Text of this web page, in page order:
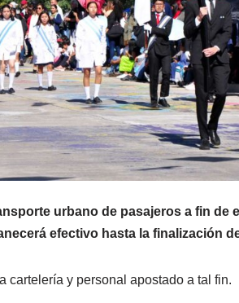
urbano de pasajeros a fin de
efectivo hasta la finalización
cartelería y personal apostado a tal fin.